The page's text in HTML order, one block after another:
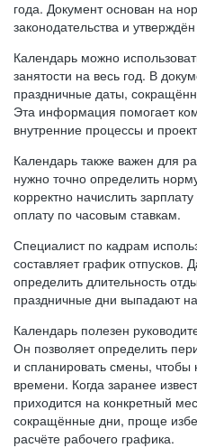
года. Документ основан на
законодательства и
Календарь можно
занятости на весь год. В
праздничные даты,
Эта информация помогает
внутренние процессы и
Календарь также важен для
нужно точно определить
корректно начислить
оплату по часовым ставкам.
Специалист по кадрам
составляет график отпусков.
определить длительность
праздничные дни выпадают
Календарь полезен
Он позволяет определить
и спланировать смены,
времени. Когда заранее
приходится на конкретный
сокращённые дни, проще
расчёте рабочего графика.